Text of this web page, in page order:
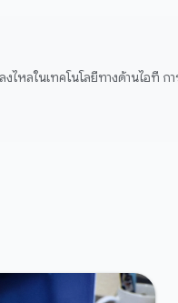
ไหลในเทคโนโลยีทางด้านไอที ก